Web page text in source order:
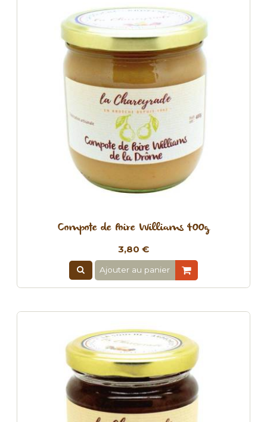
Compote de Poire Williams 400g
3,80 €
Ajouter au panier